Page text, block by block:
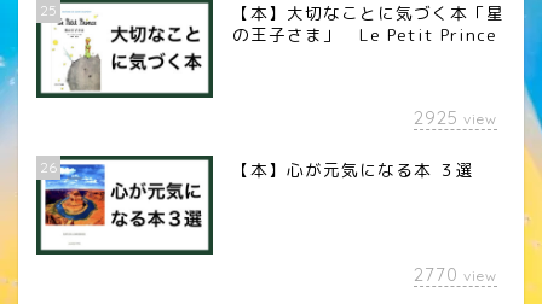
25
【本】大切なことに気づく本「星
の王子さま」 Le Petit Prince
2925 view
26 【本】心が元気になる本 ３選
2770 view